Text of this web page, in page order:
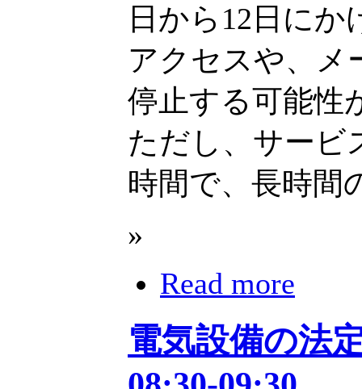
日から12日にか
アクセスや、メ
停止する可能性
ただし、サービ
時間で、長時間
»
Read more
電気設備の法